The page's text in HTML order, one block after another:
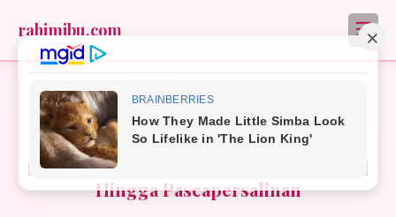
rahimibu.com ☰
EDUKASI MEDIS & KESEHATAN REPRODUKSI
Rahim Ibu: Perjalanan Sehat Dari Promil
Hingga Pascapersalinan